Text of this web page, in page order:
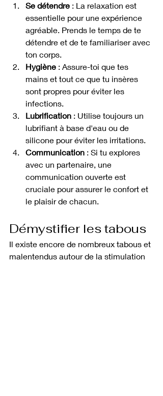
Se détendre : La relaxation est
essentielle pour une expérience
agréable. Prends le temps de te
détendre et de te familiariser avec
ton corps.
Hygiène : Assure-toi que tes
mains et tout ce que tu insères
sont propres pour éviter les
infections.
Lubrification : Utilise toujours un
lubrifiant à base d'eau ou de
silicone pour éviter les irritations.
Communication : Si tu explores
avec un partenaire, une
communication ouverte est
cruciale pour assurer le confort et
le plaisir de chacun.
Démystifier les tabous
Il existe encore de nombreux tabous et
malentendus autour de la stimulation